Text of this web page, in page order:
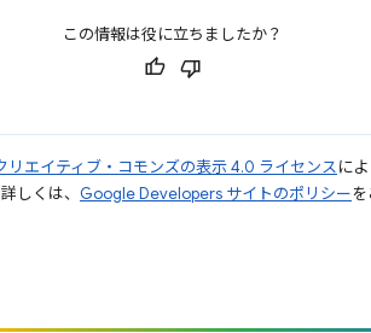
この情報は役に立ちましたか？
リエイティブ・コモンズの表示 4.0 ライセンスに
しくは、 Google Developers サイトのポリシー